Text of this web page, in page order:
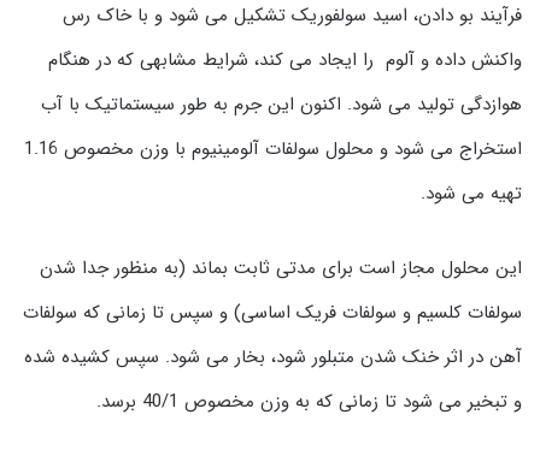
فرآیند بو دادن، اسید سولفوریک تشکیل می شود و با خاک رس
واکنش داده و آلوم را ایجاد می کند، شرایط مشابهی که در هنگام
هوازدگی تولید می شود. اکنون این جرم به طور سیستماتیک با آب
استخراج می شود و محلول سولفات آلومینیوم با وزن مخصوص 1.16
تهیه می شود.
این محلول مجاز است برای مدتی ثابت بماند (به منظور جدا شدن
سولفات کلسیم و سولفات فریک اساسی) و سپس تا زمانی که سولفات
آهن در اثر خنک شدن متبلور شود، بخار می شود. سپس کشیده شده
و تبخیر می شود تا زمانی که به وزن مخصوص 40/1 برسد.